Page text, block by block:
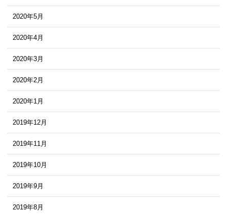
2020年5月
2020年4月
2020年3月
2020年2月
2020年1月
2019年12月
2019年11月
2019年10月
2019年9月
2019年8月